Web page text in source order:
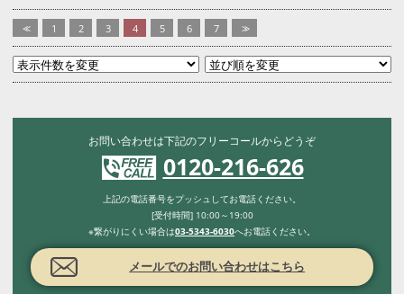
<< 1 2 3 4 5 6 7 >>
お問い合わせは下記のフリーコールからどうぞ
0120-216-626
上記の電話番号をプッシュしてお電話ください。
[受付時間] 10:00～19:00
※繋がりにくい場合は03-5343-6030へお電話ください。
メールでのお問い合わせはこちら